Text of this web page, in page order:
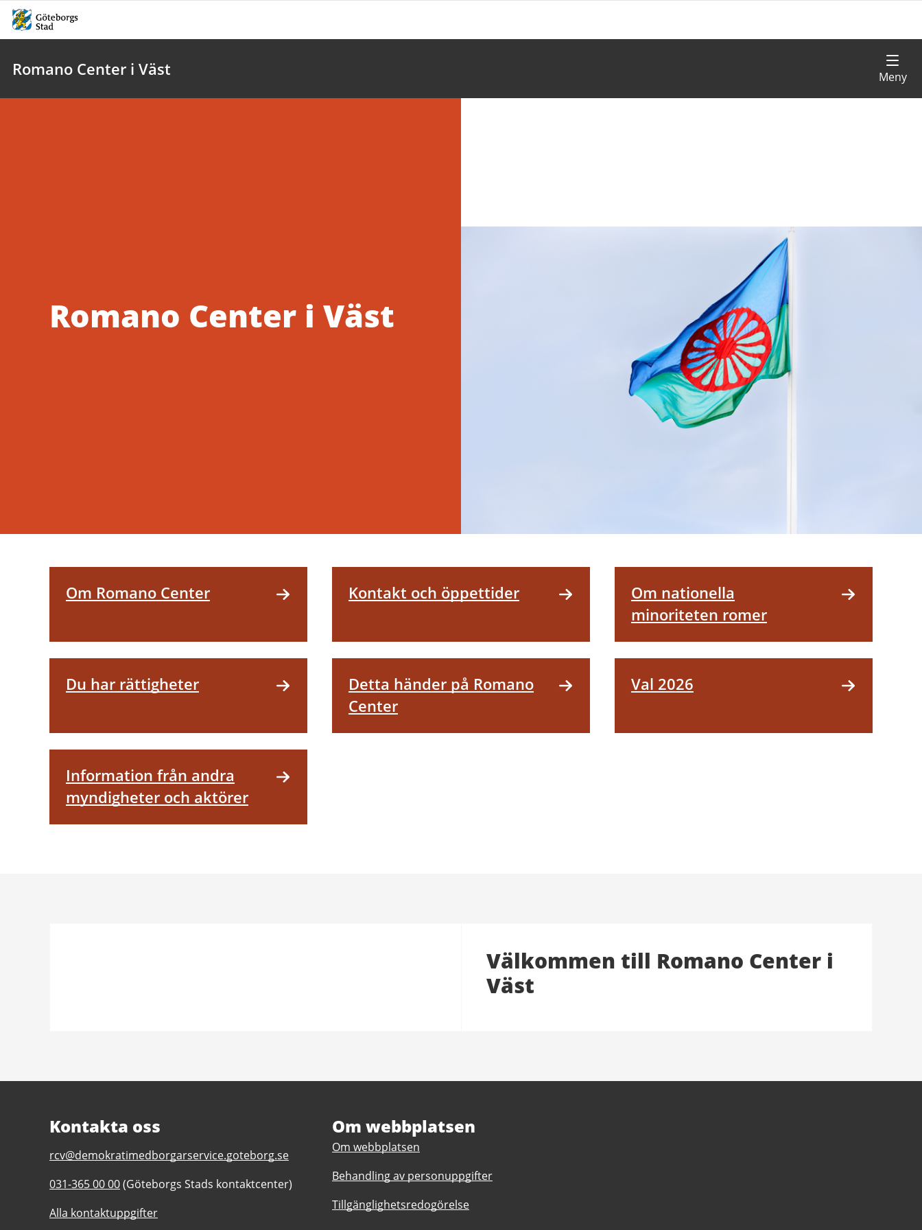
Romano Center i Väst
Romano Center i Väst
Om Romano Center Kontakt och öppettider
Om nationella
minoriteten romer
Du har rättigheter
Detta händer på Romano
Center
Val 2026
Information från andra
myndigheter och aktörer
Välkommen till Romano Center i
Väst
Kontakta oss
E-
till
Romano
Center
rcv@demokratimedborgarservice.goteborg.se
Telefonnummer
Romano
031-365 00 00(Göteborgs Stads kontaktcenter)
Alla kontaktuppgifter
Om webbplatsen
Om webbplatsen
Behandling av personuppgifter
Tillgänglighetsredogörelse